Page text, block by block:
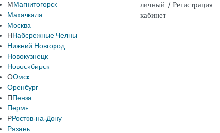
ММагнитогорск
Махачкала
Москва
ННабережные Челны
Нижний Новгород
Новокузнецк
Новосибирск
ООмск
Оренбург
ППенза
Пермь
РРостов-на-Дону
Рязань
личный
кабинет
/ Регистрация